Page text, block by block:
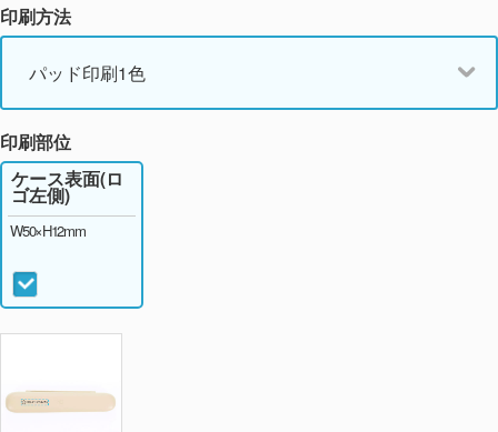
印刷方法
パッド印刷1色
印刷部位
ケース表面(ロ
ゴ左側)
W50×H12mm